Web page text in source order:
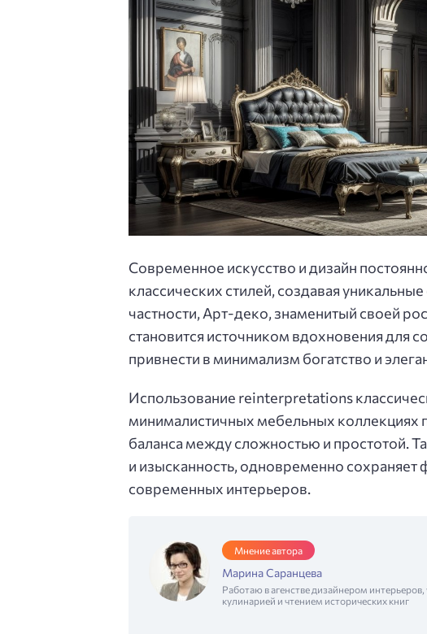
Современное искусство и дизайн
классических стилей, создавая
частности, Арт-деко, знаменитый своей
становится источником вдохновения для
привнести в минимализм богатство и
Использование reinterpretations
минималистичных мебельных коллекциях
баланса между сложностью и простотой.
и изысканность, одновременно сохраняет
современных интерьеров.
Мнение автора
Марина Саранцева
Работаю в агенстве дизайнером
кулинарией и чтением исторических книг